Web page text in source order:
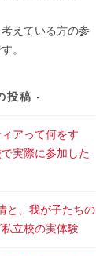
えている方の参
。
投稿
アって何をす
実際に参加した
と、我が子たちの
立校の実体験